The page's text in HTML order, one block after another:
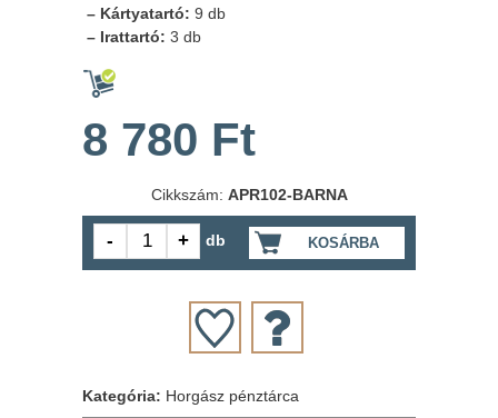
– Kártyatartó: 9 db
– Irattartó: 3 db
8 780 Ft
Cikkszám: APR102-BARNA
KOSÁRBA
db
Kategória: Horgász pénztárca